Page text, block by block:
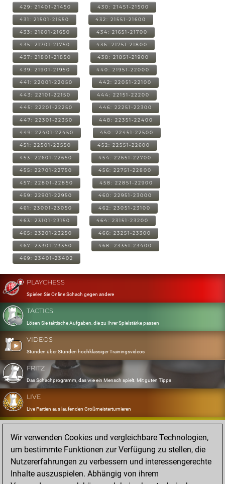
429: 21401-21450 430: 21451-21500
431: 21501-21550 432: 21551-21600
433: 21601-21650 434: 21651-21700
435: 21701-21750 436: 21751-21800
437: 21801-21850 438: 21851-21900
439: 21901-21950 440: 21951-22000
441: 22001-22050 442: 22051-22100
443: 22101-22150 444: 22151-22200
445: 22201-22250 446: 22251-22300
447: 22301-22350 448: 22351-22400
449: 22401-22450 450: 22451-22500
451: 22501-22550 452: 22551-22600
453: 22601-22650 454: 22651-22700
455: 22701-22750 456: 22751-22800
457: 22801-22850 458: 22851-22900
459: 22901-22950 460: 22951-23000
461: 23001-23050 462: 23051-23100
463: 23101-23150 464: 23151-23200
465: 23201-23250 466: 23251-23300
467: 23301-23350 468: 23351-23400
469: 23401-23402
PLAYCHESS
Spielen Sie Online Schach gegen andere
TACTICS
Lösen Sie taktische Aufgaben, die zu Ihrer Spielstärke passen
VIDEOS
Stunden über Stunden hochklassiger Trainingsvideos
FRITZ
Das Schachprogramm, das wie ein Mensch spielt. Mit guten Tipps
LIVE
Live Partien aus laufenden Großmeisterturnieren
OPENINGS
Erfassen und Üben Sie Ihr Eröffnungsrepertoire
DATABASE
Acht Millionen starke Partien
Wir verwenden Cookies und vergleichbare Technologien,
um bestimmte Funktionen zur Verfügung zu stellen, die
Nutzererfahrungen zu verbessern und interessengerechte
Inhalte auszuspielen. Abhängig von ihrem